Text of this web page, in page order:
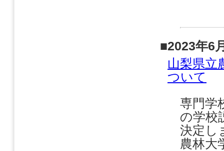
■2023年6
山梨県立
ついて
専門学
の学校
決定し
農林大